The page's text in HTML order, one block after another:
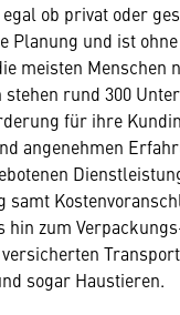
ob privat oder
Planung und ist
meisten Menschen
rund 300
für ihre
angenehmen
samt
hin zum
Transport
sogar Haustieren.